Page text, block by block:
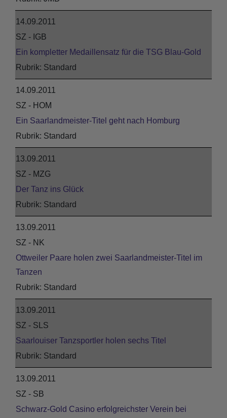
14.09.2011
SZ - IGB
Ein kompletter Medaillensatz für die TSG Blau-Gold
Standard
14.09.2011
SZ - HOM
Ein Saarlandmeister-Titel geht nach Homburg
Standard
13.09.2011
SZ - MZG
Der Tanz ins Glück
Standard
13.09.2011
SZ - NK
Ottweiler Paare holen zwei Saarlandmeister-Titel im
Tanzen
Standard
13.09.2011
SZ - SLS
Saarlouiser Tanzsportler holen sechs Titel
Standard
13.09.2011
SZ - SB
Schwarz-Gold Casino erfolgreichster Verein bei